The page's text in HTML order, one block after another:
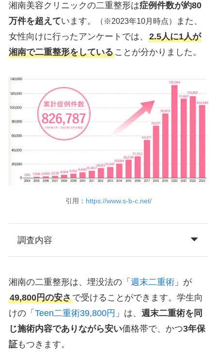
湘南美容クリニックの二重整形は症例件数が約80
万件を超えています。 （※2023年10月時点）
また、
女性向けに行ったアンケートでは、 2.5人に1人が
湘南で二重整形をしていることが分かりました。
引用： https://www.s-b-c.net/
調査内容
湘南の二重整形は、埋没法の「 週末二重術」が
49,800円の安さで受けることができます。学生向
けの「 Teen二重術39,800円 」は、 週末二重術を同
じ施術内容でありながら安い価格帯で、かつ3年保
証もつきます。